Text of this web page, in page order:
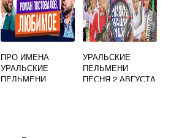
ПРО ИМЕНА
УРАЛЬСКИЕ
ПЕЛЬМЕНИ
УРАЛЬСКИЕ
ПЕЛЬМЕНИ
ПЕСНЯ 2 АВГУСТА